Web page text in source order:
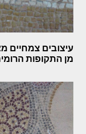
עיצובים צמחיים
מן התקופות